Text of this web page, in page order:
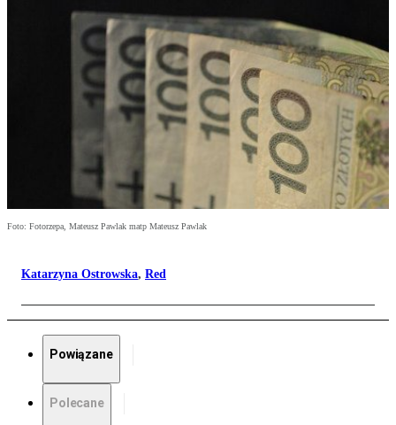
Foto: Fotorzepa, Mateusz Pawlak matp Mateusz Pawlak
Katarzyna Ostrowska, Red
Powiązane
Polecane